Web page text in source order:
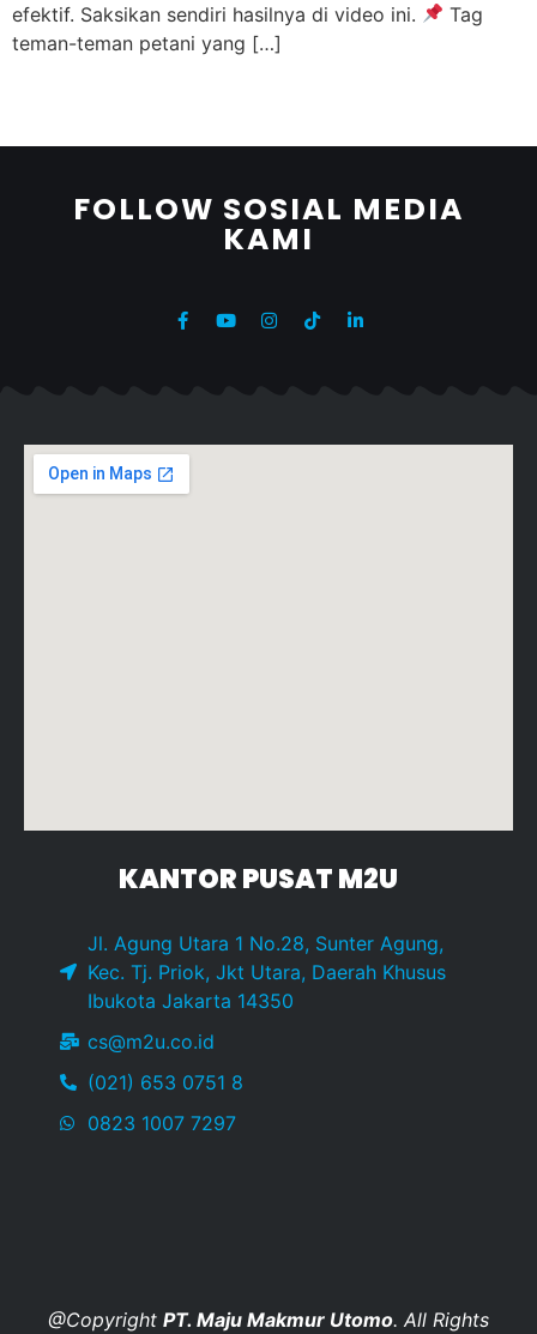
efektif. Saksikan sendiri hasilnya di video ini.
Tag
teman-teman petani yang […]
FOLLOW SOSIAL MEDIA
KAMI
KANTOR PUSAT M2U
Jl. Agung Utara 1 No.28, Sunter Agung,
Kec. Tj. Priok, Jkt Utara, Daerah Khusus
Ibukota Jakarta 14350
cs@m2u.co.id
(021) 653 0751 8
0823 1007 7297
@Copyright PT. Maju Makmur Utomo. All Rights